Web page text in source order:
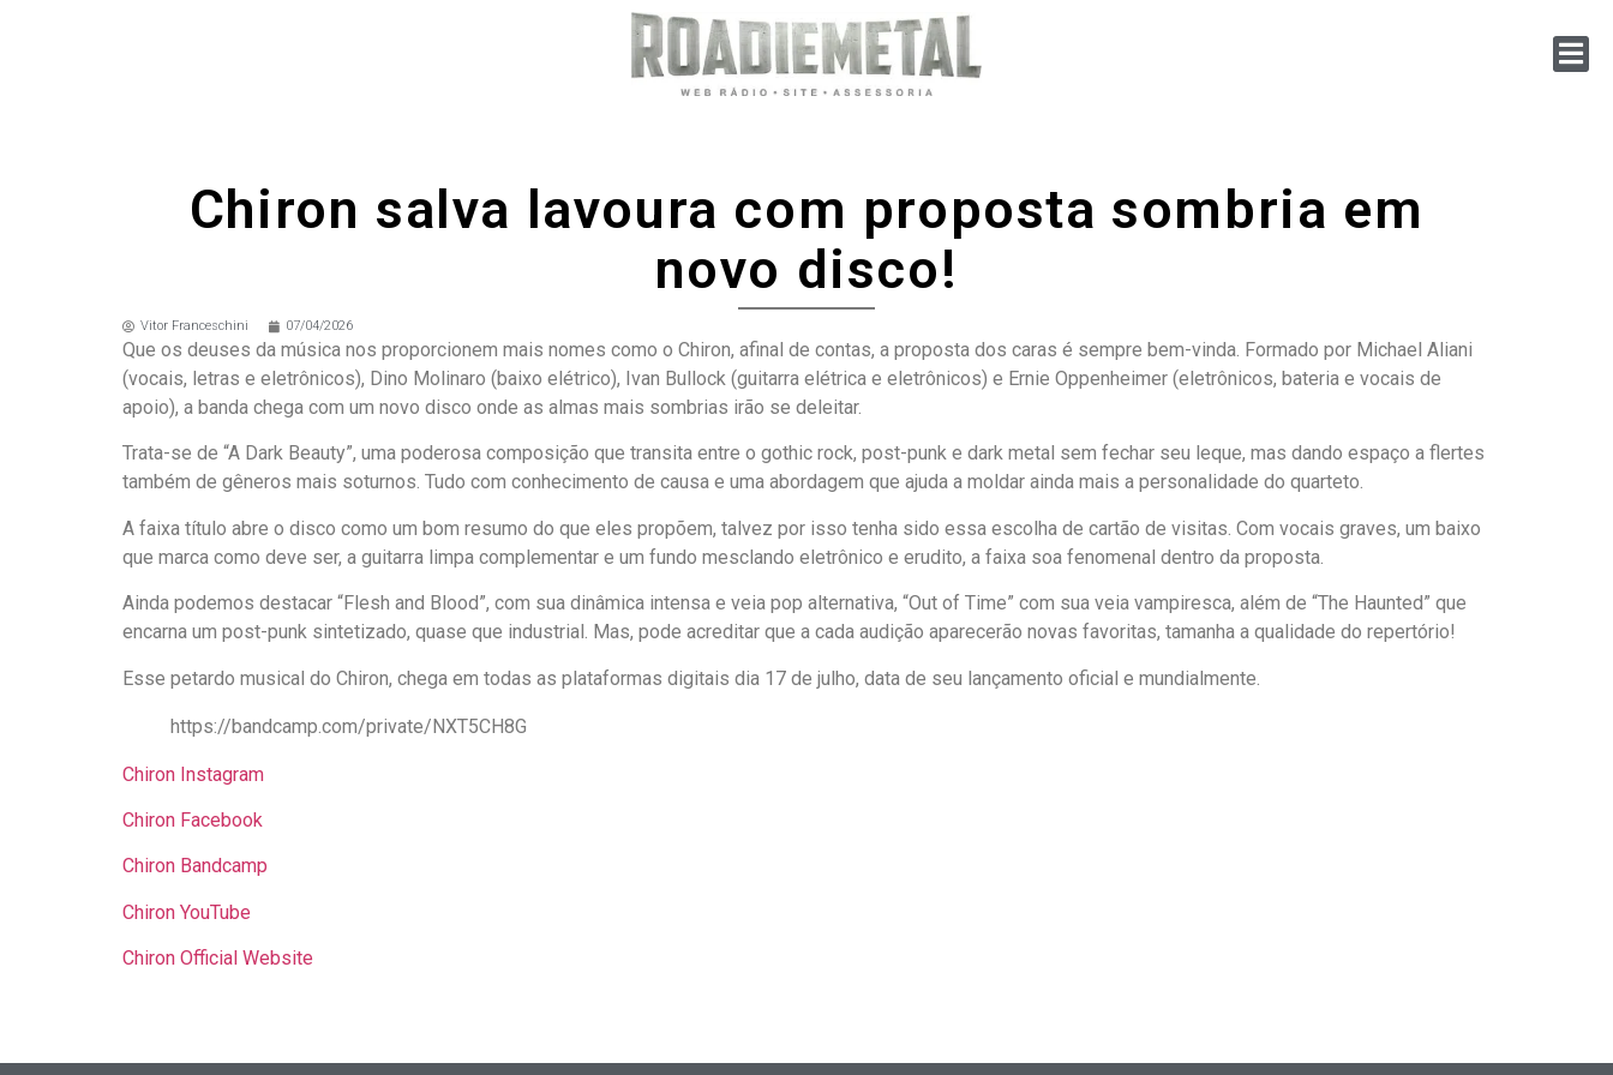
Chiron salva lavoura com proposta sombria em
novo disco!
Vitor Franceschini 07/04/2026
Que os deuses da música nos proporcionem mais nomes como o Chiron, afinal de contas, a proposta dos caras é sempre bem-vinda. Formado por Michael Aliani
(vocais, letras e eletrônicos), Dino Molinaro (baixo elétrico), Ivan Bullock (guitarra elétrica e eletrônicos) e Ernie Oppenheimer (eletrônicos, bateria e vocais de
apoio), a banda chega com um novo disco onde as almas mais sombrias irão se deleitar.
Trata-se de “A Dark Beauty”, uma poderosa composição que transita entre o gothic rock, post-punk e dark metal sem fechar seu leque, mas dando espaço a flertes
também de gêneros mais soturnos. Tudo com conhecimento de causa e uma abordagem que ajuda a moldar ainda mais a personalidade do quarteto.
A faixa título abre o disco como um bom resumo do que eles propõem, talvez por isso tenha sido essa escolha de cartão de visitas. Com vocais graves, um baixo
que marca como deve ser, a guitarra limpa complementar e um fundo mesclando eletrônico e erudito, a faixa soa fenomenal dentro da proposta.
Ainda podemos destacar “Flesh and Blood”, com sua dinâmica intensa e veia pop alternativa, “Out of Time” com sua veia vampiresca, além de “The Haunted” que
encarna um post-punk sintetizado, quase que industrial. Mas, pode acreditar que a cada audição aparecerão novas favoritas, tamanha a qualidade do repertório!
Esse petardo musical do Chiron, chega em todas as plataformas digitais dia 17 de julho, data de seu lançamento oficial e mundialmente.
https://bandcamp.com/private/NXT5CH8G
Chiron Instagram
Chiron Facebook
Chiron Bandcamp
Chiron YouTube
Chiron Official Website